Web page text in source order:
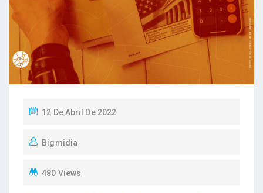
P
S
E
12 De Abril De 2022
Bigmidia
480 Views